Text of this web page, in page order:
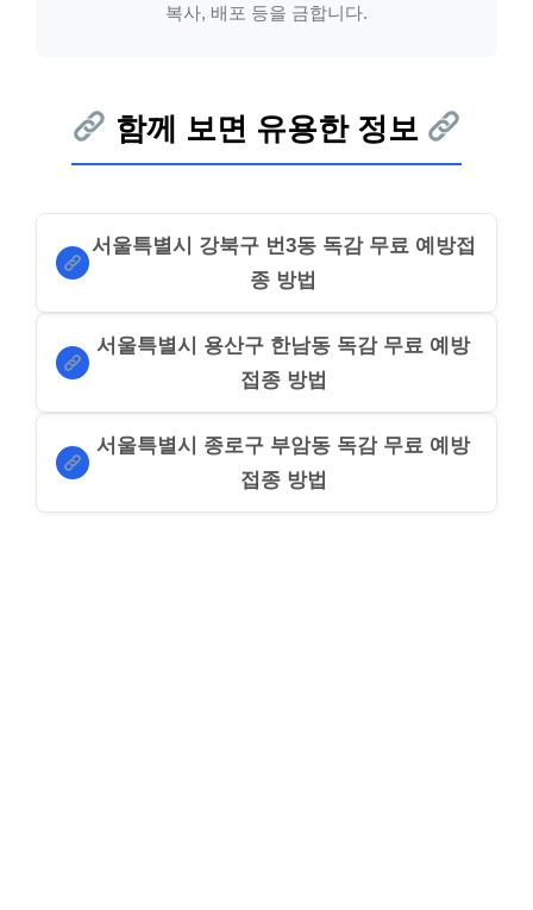
복사, 배포 등을 금합니다.
함께 보면 유용한 정보
서울특별시 강북구 번3동 독감 무료 예방접
종 방법
서울특별시 용산구 한남동 독감 무료 예방
접종 방법
서울특별시 종로구 부암동 독감 무료 예방
접종 방법